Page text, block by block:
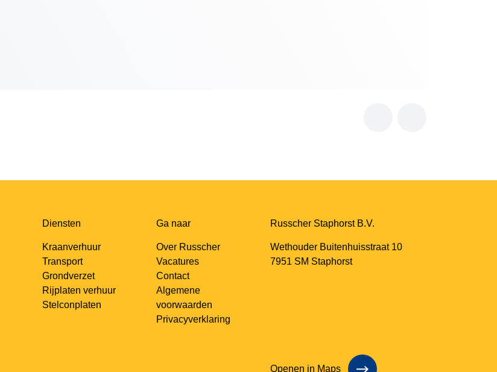
Diensten
Kraanverhuur
Transport
Grondverzet
Rijplaten verhuur
Stelconplaten
Ga naar
Over Russcher
Vacatures
Contact
Algemene
voorwaarden
Privacyverklaring
Russcher Staphorst B.V.
Wethouder Buitenhuisstraat 10
7951 SM Staphorst
Openen in Maps